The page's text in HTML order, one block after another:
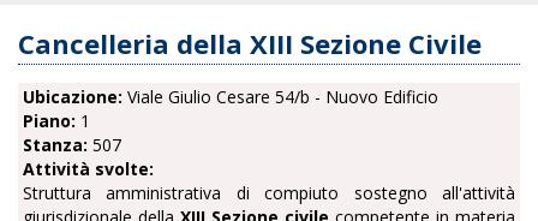
Cancelleria della XIII Sezione Civile
Ubicazione: Viale Giulio Cesare 54/b - Nuovo Edificio
Piano: 1
Stanza: 507
Attività svolte:
Struttura amministrativa di compiuto sostegno all'attività